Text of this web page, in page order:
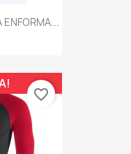
favorite_border